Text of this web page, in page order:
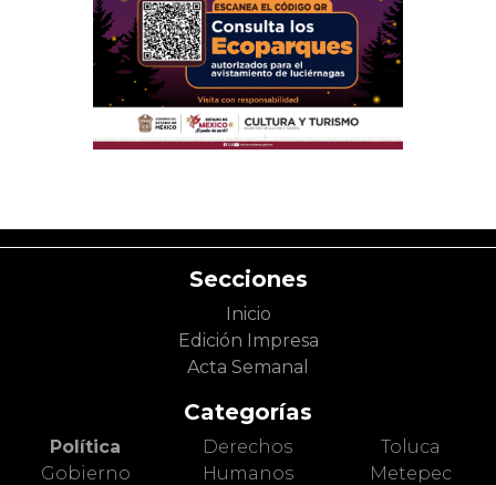
Secciones
Inicio
Edición Impresa
Acta Semanal
Categorías
Política
Gobierno
Derechos
Humanos
Toluca
Metepec